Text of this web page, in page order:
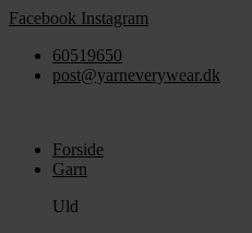
Videre
indhold
Facebook Instagram
60519650
post@yarneverywear.dk
Forside
Garn
Uld